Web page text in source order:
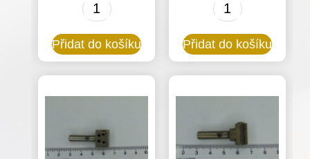
394025/141
pro
množství
Přidat do košíku
394029
R.-30mm
množství
Přidat do košíku